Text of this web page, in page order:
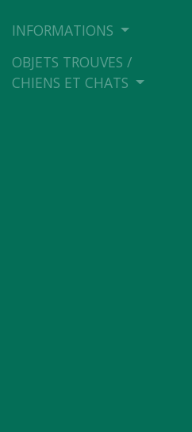
INFORMATIONS
OBJETS TROUVES /
CHIENS ET CHATS